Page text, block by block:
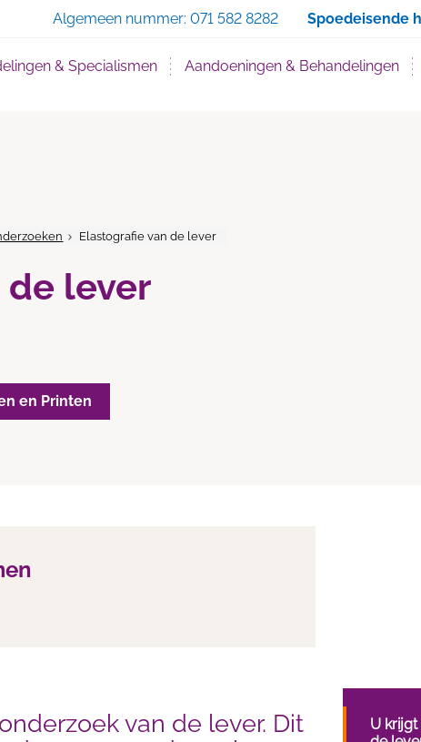
Algemeen nummer: 071 582 8282 Spoedeisende
& Specialismen Aandoeningen & Behandelingen
Elastografie van de lever
de lever
en Printen
van de lever. Dit
U